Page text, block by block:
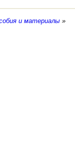
и материалы »